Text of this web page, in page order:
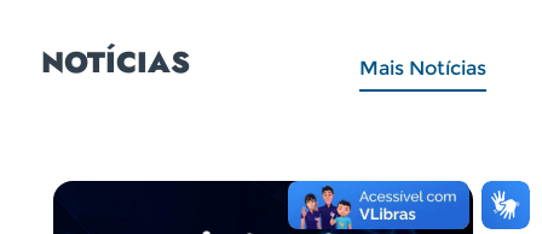
NOTÍCIAS Mais Notícias